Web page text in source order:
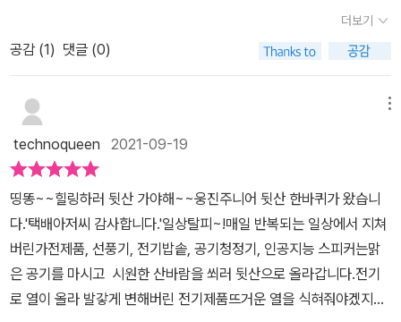
된 계기가 되었다고 하시네요.초반에는 제목이 '선풍기와 아이들'이었
어지면서 지금의 캐릭터들로 굳혀졌다고 해요.지금의 뒷산의 배경이
채색, 수채화까지 보여주신 일부 자료만 보아도 놀랍네요.작가님이
마지막에 던져주신 질문이 책을 읽을 때 읽는 방법으로 도움이 될 것
같아서 함께 올려보아요.질문 1. 여러분은 뒷산의 쉼표가 언제 필요하
시나요?뒷산이 아니라면 각자의 해소 방법이 무엇인지 알려주세요.
질문 2. 네 캐릭터 중 어떤 캐릭터에 이입되셨나요?이입이 된 이유와
캐릭터가 되어 하고 싶은 멘트를 알려주세요.행복한 그림책 읽기! 투
명 한지입니다.​출판사로부터 도서만을 제공받아 작성한 리뷰입니다.
압력밥솥들은 저마다 열 일 하느라 몸이 뜨거워져서 쉼이 필요해 산
에오르는 것 같아요.​투덜거리며 산에 오르는 가전제품들이 너무 귀엽
바람과 풀냄새, 흙냄새가 여기까지느껴집니다.​산을 올라가는 여정이
그 뒤를 이어지는데요. 산에 올라갈 때는 자기의 속도만큼 걷는 게 좋
은 것 같아요. 그럴 때마다 필요한 건 또 있어요.​들 숨에 걱정을 버리
고 흠-날숨에 지금 여기에 집중하세요.하-----전체적으로 초록을 보
니 집안에서도 청량함이 저절로 느껴지네요. 쉼이우리에게도 꼭 필요
합니다. 이 책을 통해 아이 어른들이 모두가 푸른 초록을머금고 있는
<뒷산 한 바퀴>와 함께 하셨으면 합니다.^^#웅진주니어출판사 에서
책을 제공받아 직접읽고 쓴 리뷰입니다.
기 필수!!세끼의 밥을 책임지는 전기압력밥솥과일상에 필수템 인공지
능스피커는 잠시일상을 잊고 숨을 들이마시고 천천히 뱉어보아요 가
전제품들과 같이 숨을 들이 마시고 뱉으며 함께 숨을 쉬어보아요각자
의 속도에 맞추어 산을 올라요 산에 올라가물도 마시고 철봉도 하고
라가다보면 책을 펼쳐서 정상의풍경을 만날 수 있어요 산의 정상에는
하얀구름과 바람이 불어 가슴이 뻥 뚫리는듯한 느낌을 함께 느껴볼
수 있어요 정상을 맛보고 이제 집으로 돌아갈 시간이에요아이도 평일
에는 유치원에 다녀오는 반복된생활이 있어요 주말에는 아이와 공원
이나산에 올라가 마음껏 놀 수 있는 시간을 만들어주어 에너지를 받
게 해주어야겠어요모두 일상에 필요한 가전제품이기에 가전제품의
소중함을 느끼고 잠시 OFF시간갖아요 힐링되는 책의 그림책 함께
더보기
공감 (1) 댓글 (0)
technoqueen 2021-09-19
띵똥~~힐링하러 뒷산 가야해~~웅진주니어 뒷산 한바퀴가 왔습니
다.'택배아저씨 감사합니다.'일상탈피~!매일 반복되는 일상에서 지쳐
버린가전제품, 선풍기, 전기밥솥, 공기청정기, 인공지능 스피커는맑
은 공기를 마시고 시원한 산바람을 쐬러 뒷산으로 올라갑니다.전기
로 열이 올라 발갛게 변해버린 전기제품뜨거운 열을 식혀줘야겠지